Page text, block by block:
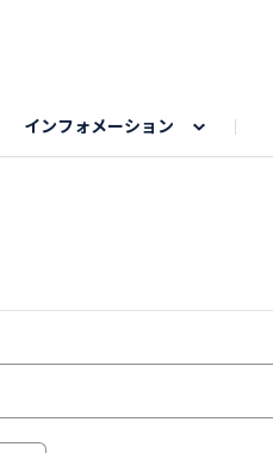
インフォメーション